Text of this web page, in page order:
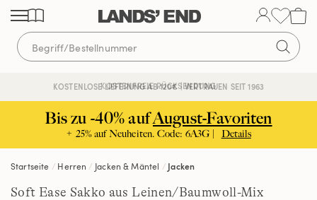
Direkt
zum
Inhalt
Direkt
zur
Navigation
Direkt
zur
Suche
KOSTENLOSE LIEFERUNG AB 120€ | VERTRAUEN SEIT 1963
KOSTENFREIE RÜCKSENDUNG
Bis zu -40% aufAugust-Favoriten
+ 25% auf Neuheiten. Code: 6A3G | Details
Startseite Herren Jacken & Mäntel Jacken
Soft Ease Sakko aus Leinen/Baumwoll-Mix